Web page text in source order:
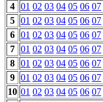
4 01 02 03 04 05 06 07
5 01 02 03 04 05 06 07
6 01 02 03 04 05 06 07
7 01 02 03 04 05 06 07
8 01 02 03 04 05 06 07
9 01 02 03 04 05 06 07
10 01 02 03 04 05 06 07